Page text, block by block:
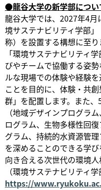
●龍谷大学の新学部につい
龍谷大学では、2027年4
境サステナビリティ学部
称）を設置する構想に至り
「環境サステナビリティ
びやチームで協働する姿
ルな現場での体験や経験
ことを目的に、体験・共
群」を配置します。また、
（地域デザインプログラ
ログラム、生物多様性回
グラム、持続的水資源管
を深めることのできる学
向き合える次世代の環境人
（環境サステナビリティ学
https://